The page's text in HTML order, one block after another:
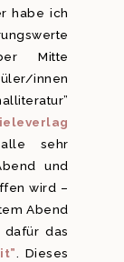
habe ich
Mitte
innen
sehr
und
wird –
Abend
dafür das
. Dieses